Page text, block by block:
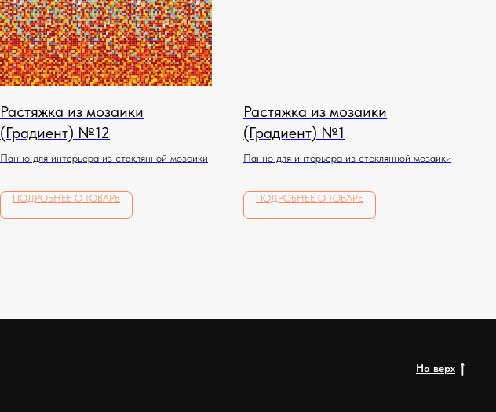
Растяжка из мозаики
(Градиент) №12
Панно для интерьера из стеклянной мозаики
ПОДРОБНЕЕ О ТОВАРЕ
Растяжка из мозаики
(Градиент) №1
Панно для интерьера из стеклянной мозаики
ПОДРОБНЕЕ О ТОВАРЕ
На верх